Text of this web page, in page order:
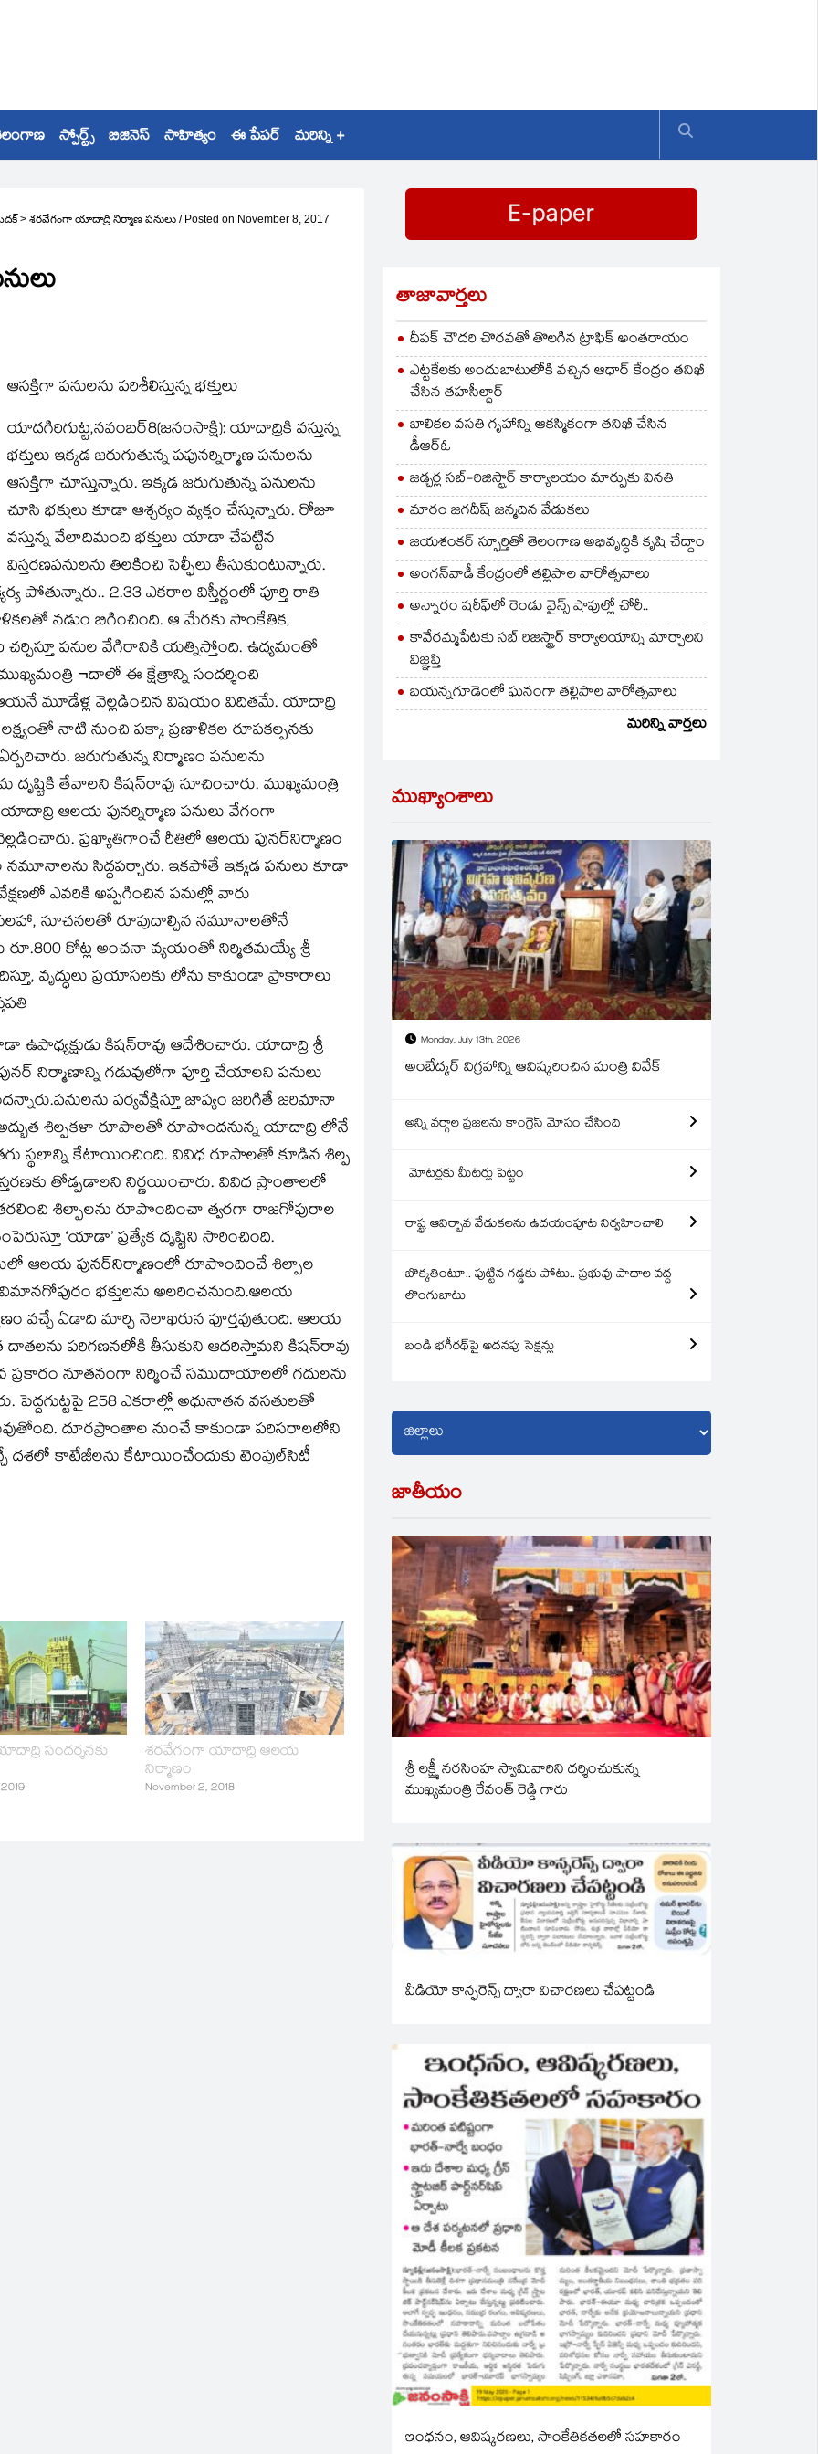
స్పోర్ట్స్ బిజినెస్ సాహిత్యం ఈ పేపర్ మరిన్ని +
> శరవేగంగా యాదాద్రి నిర్మాణ పనులు / Posted on November 8, 2017
ఆసక్తిగా పనులను పరిశీలిస్తున్న భక్తులు
యాదగిరిగుట్ట,నవంబర్‌8(జ‌నంసాక్షి): యాదాద్రికి వస్తున్న
భక్తులు ఇక్కడ జరుగుతున్న పపునర్నిర్మాణ పనులను
ఆసక్తిగా చూస్తున్నారు. ఇక్కడ జరుగుతున్న పనులను
చూసి భక్తులు కూడా ఆశ్చర్యం వ్యక్తం చేస్తున్నారు. రోజూ
వస్తున్న వేలాదిమంది భక్తులు యాడా చేపట్టిన
విస్తరణపనులను తిలకించి సెల్ఫీలు తీసుకుంటున్నారు.
పోతున్నారు.. 2.33 ఎకరాల విస్తీర్ణంలో పూర్తి రాతి
నడుం బిగించింది. ఆ మేరకు సాంకేతిక,
చర్చిస్తూ పనుల వేగిరానికి యత్నిస్తోంది. ఉద్యమంతో
¬దాలో ఈ క్షేత్రాన్ని సందర్శించి
మూడేళ్ల వెల్లడించిన విషయం విదితమే. యాదాద్రి
నాటి నుంచి పక్కా ప్రణాళికల రూపకల్పనకు
జరుగుతున్న నిర్మాణం పనులను
దృష్టికి తేవాలని కిషన్‌రావు సూచించారు. ముఖ్యమంత్రి
ఆలయ పునర్నిర్మాణ పనులు వేగంగా
ప్రఖ్యాతిగాంచే రీతిలో ఆలయ పునర్‌నిర్మాణం
సిద్ధపర్చారు. ఇకపోతే ఇక్కడ పనులు కూడా
ఎవరికి అప్పగించిన పనుల్లో వారు
సూచనలతో రూపుదాల్చిన నమూనాలతోనే
రూ.800 కోట్ల అంచనా వ్యయంతో నిర్మితమయ్యే శ్రీ
వృద్ధులు ప్రయాసలకు లోను కాకుండా ప్రాకారాలు
ఉపాధ్యక్షుడు కిషన్‌రావు ఆదేశించారు. యాదాద్రి శ్రీ
నిర్మాణాన్ని గడువులోగా పూర్తి చేయాలని పనులు
పర్యవేక్షిస్తూ జాప్యం జరిగితే జరిమానా
శిల్పకళా రూపాలతో రూపొందనున్న యాదాద్రి లోనే
తగు స్థలాన్ని కేటాయించింది. వివిధ రూపాలతో కూడిన శిల్ప
తోడ్పడాలని నిర్ణయించారు. వివిధ ప్రాంతాలలో
శిల్పాలను రూపొందించా త్వరగా రాజగోపురాల
‘యాడా’ ప్రత్యేక దృష్టిని సారించింది.
ఆలయ పునర్‌నిర్మాణంలో రూపొందించే శిల్పాల
భక్తులను అలరించనుంది.ఆలయ
వచ్చే ఏడాది మార్చి నెలాఖరున పూర్తవుతుంది. ఆలయ
పరిగణనలోకి తీసుకుని ఆదరిస్తామని కిషన్‌రావు
ప్రకారం నూతనంగా నిర్మించే సముదాయాలలో గదులను
258 ఎకరాల్లో అధునాతన వసతులతో
దూరప్రాంతాల నుంచే కాకుండా పరిసరాలలోని
దశలో కాటేజీలను కేటాయించేందుకు టెంపుల్‌సిటీ
సందర్శనకు శరవేగంగా యాదాద్రి ఆలయ
నిర్మాణం
November 2, 2018
తాజావార్తలు
దీపక్ చౌదరి చొరవతో తొలగిన ట్రాఫిక్‌ అంతరాయం
ఎట్టకేలకు అందుబాటులోకి వచ్చిన ఆధార్ కేంద్రం తనిఖీ
చేసిన తహసీల్దార్
బాలికల వసతి గృహాన్ని ఆకస్మికంగా తనిఖీ చేసిన
డీఆర్ఓ
జడ్చర్ల సబ్-రిజిస్ట్రార్ కార్యాలయం మార్పుకు వినతి
మారం జగదీష్ జన్మదిన వేడుకలు
జయశంకర్ స్ఫూర్తితో తెలంగాణ అభివృద్ధికి కృషి చేద్దాం
అంగన్‌వాడీ కేంద్రంలో తల్లిపాల వారోత్సవాలు
అన్నారం షరీఫ్‌లో రెండు వైన్స్ షాపుల్లో చోరీ..
కావేరమ్మపేటకు సబ్ రిజిస్ట్రార్ కార్యాలయాన్ని మార్చాలని
విజ్ఞప్తి
బయన్నగూడెంలో ఘనంగా తల్లిపాల వారోత్సవాలు
మరిన్ని వార్తలు
ముఖ్యాంశాలు
Monday, July 13th, 2026
అంబేద్కర్ విగ్రహాన్ని ఆవిష్కరించిన మంత్రి వివేక్
అన్ని వర్గాల ప్రజలను కాంగ్రెస్ మోసం చేసింది
మోటర్లకు మీటర్లు పెట్టం
రాష్ట్ర ఆవిర్బావ వేడుకలను ఉదయంపూట నిర్వహించాలి
బొక్కతింటూ.. పుట్టిన గడ్డకు పోటు.. ప్రభువు పాదాల వద్ద
లొంగుబాటు
బండి భగీరథ్‌పై అదనపు సెక్షన్లు
జాతీయం
శ్రీ లక్ష్మీ నరసింహ స్వామివారిని దర్శించుకున్న
ముఖ్యమంత్రి రేవంత్ రెడ్డి గారు
వీడియో కాన్ఫరెన్స్ ద్వారా విచారణలు చేపట్టండి
ఇంధనం, ఆవిష్కరణలు, సాంకేతికతలలో సహకారం